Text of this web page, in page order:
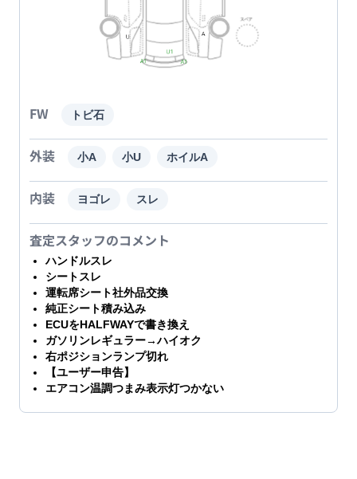
FW トビ石
外装 小A 小U ホイルA
内装 ヨゴレ スレ
査定スタッフのコメント
ハンドルスレ
シートスレ
運転席シート社外品交換
純正シート積み込み
ECUをHALFWAYで書き換え
ガソリンレギュラー→ハイオク
右ポジションランプ切れ
【ユーザー申告】
エアコン温調つまみ表示灯つかない